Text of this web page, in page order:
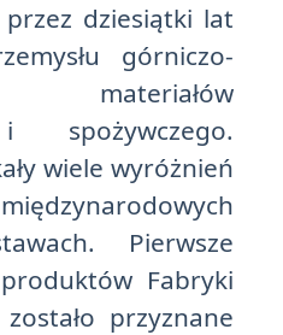
dziesiątki lat
górniczo-
materiałów
spożywczego.
wiele wyróżnień
Pierwsze
Fabryki
przyznane